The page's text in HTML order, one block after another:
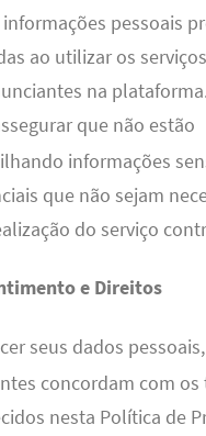
pessoais
ao utilizar os
na plataforma.
que não estão
informações
que não sejam
do serviço
e Direitos
seus dados
concordam com os
nesta Política de